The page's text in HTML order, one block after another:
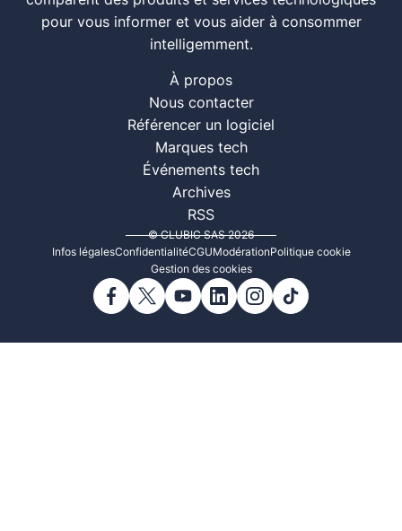
pour vous informer et vous aider à consommer
intelligemment.
À propos
Nous contacter
Référencer un logiciel
Marques tech
Événements tech
Archives
RSS
© CLUBIC SAS 2026
Infos légalesConfidentialitéCGUModérationPolitique cookie
Gestion des cookies